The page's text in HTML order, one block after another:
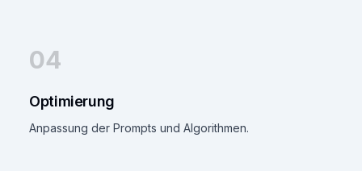
04
Optimierung
Anpassung der Prompts und Algorithmen.